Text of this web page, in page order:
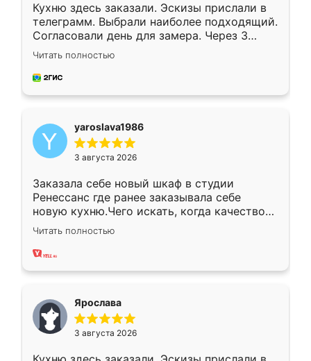
Кухню здесь заказали. Эскизы прислали в
телеграмм. Выбрали наиболее подходящий.
Согласовали день для замера. Через 3
недели кухня была уже готова. Остались
довольны работой. Спасибо Ренессанс
мебель за качественную работу!
Читать полностью
yaroslava1986
3 августа 2026
Заказала себе новый шкаф в студии
Ренессанс где ранее заказывала себе
новую кухню.Чего искать, когда качеством
вполне довольна. Служит кухня уже почти
два года, нареканий нет.
Читать полностью
Ярослава
3 августа 2026